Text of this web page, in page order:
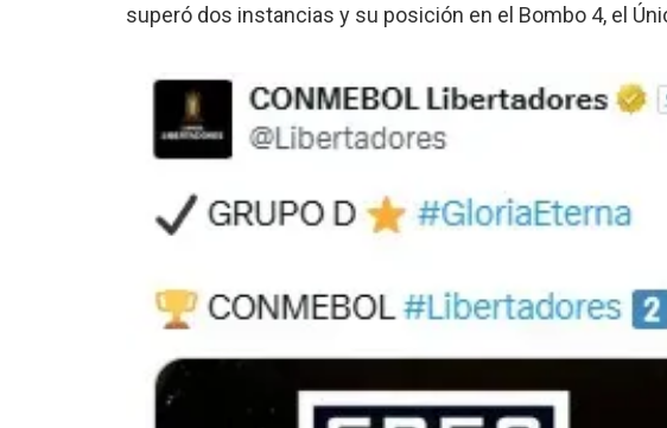
superó dos instancias y su posición en el Bombo 4, el